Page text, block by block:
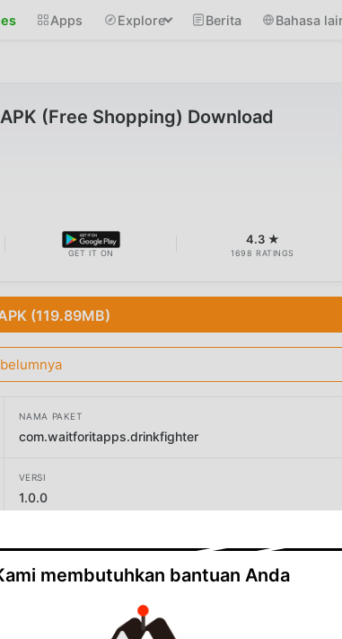
Apps Explore Berita Bahasa
(Free Shopping) Download
GET IT ON
4.3 ★
1698 RATINGS
(119.89MB)
NAMA PAKET
com.waitforitapps.drinkfighter
VERSI
1.0.0
membutuhkan bantuan Anda